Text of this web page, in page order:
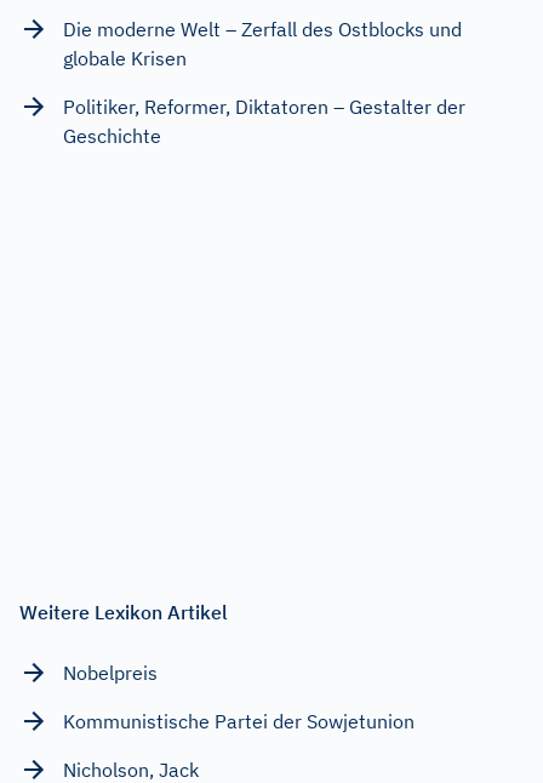
Die moderne Welt – Zerfall des Ostblocks und
globale Krisen
Politiker, Reformer, Diktatoren – Gestalter der
Geschichte
Weitere Lexikon Artikel
Nobelpreis
Kommunistische Partei der Sowjetunion
Nicholson, Jack